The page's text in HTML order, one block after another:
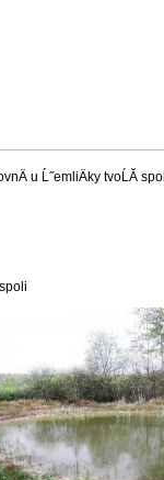
u Ĺ˝emliÄky tvoĹĂ­